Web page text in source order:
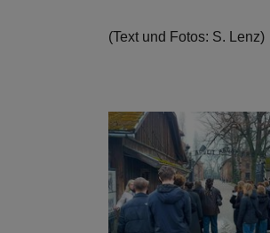
Show larger version
(Text und Fotos: S. Lenz)